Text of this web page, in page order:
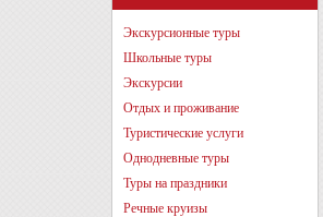
Экскурсионные туры
Школьные туры
Экскурсии
Отдых и проживание
Туристические услуги
Однодневные туры
Туры на праздники
Речные круизы